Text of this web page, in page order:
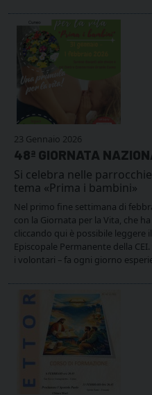
23 Gennaio 2026
48ª GIORNATA
Si celebra nelle
tema «Prima i bambini»
Nel primo fine settimana di
con la Giornata per la Vita, che
cliccando qui è possibile leggere
Episcopale Permanente della
i volontari – fa ogni giorno